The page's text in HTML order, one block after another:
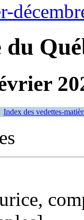
Index des vedettes-